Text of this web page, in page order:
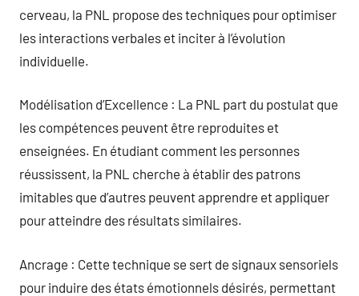
cerveau, la PNL propose des techniques pour optimiser
les interactions verbales et inciter à l’évolution
individuelle.
Modélisation d’Excellence : La PNL part du postulat que
les compétences peuvent être reproduites et
enseignées. En étudiant comment les personnes
réussissent, la PNL cherche à établir des patrons
imitables que d’autres peuvent apprendre et appliquer
pour atteindre des résultats similaires.
Ancrage : Cette technique se sert de signaux sensoriels
pour induire des états émotionnels désirés, permettant